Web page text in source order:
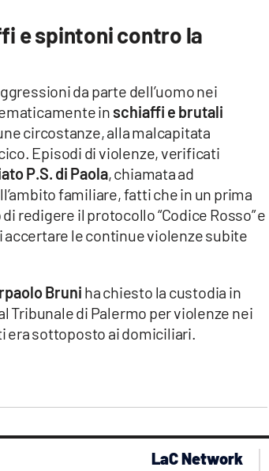
e spintoni contro la
da parte dell’uomo nei
in schiaffi e brutali
circostanze, alla malcapitata
Episodi di violenze, verificati
P.S. di Paola, chiamata ad
familiare, fatti che in un prima
redigere il protocollo “Codice Rosso” e
le continue violenze subite
Bruni ha chiesto la custodia in
Tribunale di Palermo per violenze nei
era sottoposto ai domiciliari.
LaC Network